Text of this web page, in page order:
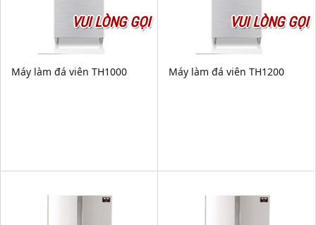
VUI LÒNG GỌI
Máy làm đá viên TH1000
VUI LÒNG GỌI
Máy làm đá viên TH1200